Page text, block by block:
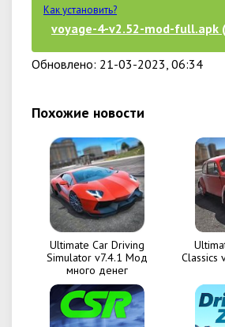
Как установить?
voyage-4-v2.52-mod-full.apk
Обновлено: 21-03-2023, 06:34
Похожие новости
Ultimate Car Driving
Simulator v7.4.1 Мод
много денег
Classics